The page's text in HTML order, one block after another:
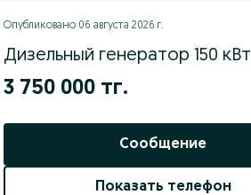
Опубликовано 06 августа 2026 г.
Дизельный генератор 150 кВт
3 750 000 тг.
Сообщение
Показать телефон